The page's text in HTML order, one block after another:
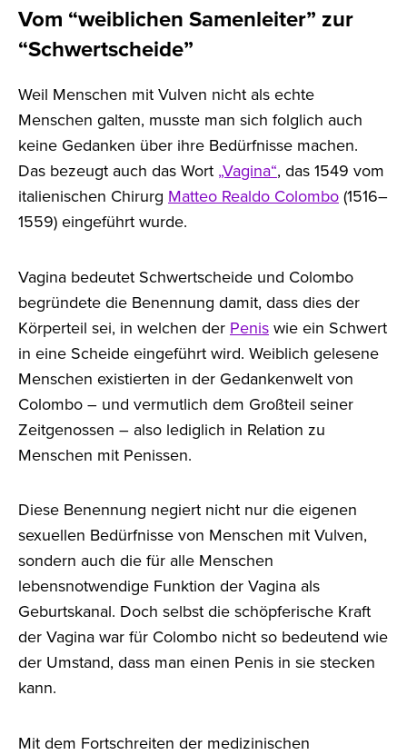
Vom “weiblichen Samenleiter” zur
“Schwertscheide”
Weil Menschen mit Vulven nicht als echte
Menschen galten, musste man sich folglich auch
keine Gedanken über ihre Bedürfnisse machen.
Das bezeugt auch das Wort „Vagina“, das 1549 vom
italienischen Chirurg Matteo Realdo Colombo (1516–
1559) eingeführt wurde.
Vagina bedeutet Schwertscheide und Colombo
begründete die Benennung damit, dass dies der
Körperteil sei, in welchen der Penis wie ein Schwert
in eine Scheide eingeführt wird. Weiblich gelesene
Menschen existierten in der Gedankenwelt von
Colombo – und vermutlich dem Großteil seiner
Zeitgenossen – also lediglich in Relation zu
Menschen mit Penissen.
Diese Benennung negiert nicht nur die eigenen
sexuellen Bedürfnisse von Menschen mit Vulven,
sondern auch die für alle Menschen
lebensnotwendige Funktion der Vagina als
Geburtskanal. Doch selbst die schöpferische Kraft
der Vagina war für Colombo nicht so bedeutend wie
der Umstand, dass man einen Penis in sie stecken
kann.
Mit dem Fortschreiten der medizinischen